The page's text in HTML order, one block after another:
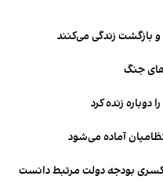
بازگشت زندگی می‌کنند
جنگ
زنده کرد
آماده می‌شود
بودجه دولت مرتبط دانست